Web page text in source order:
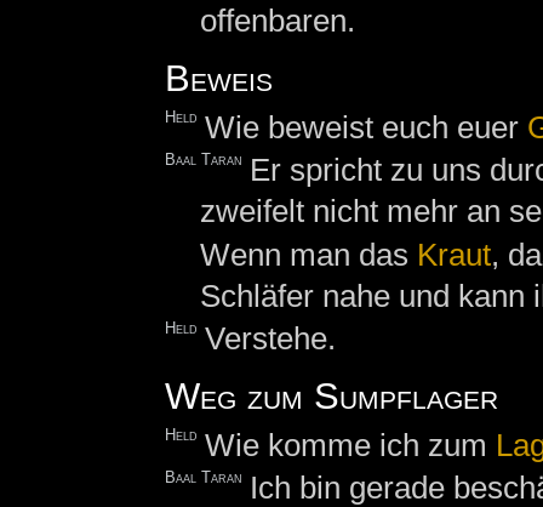
offenbaren.
Beweis
Held Wie beweist euch euer
Baal Taran
Er spricht zu uns
zweifelt nicht mehr an
Wenn man das Kraut,
Schläfer nahe und kann
Held Verstehe.
Weg zum Sumpflager
Held Wie komme ich zum
Baal Taran
Ich bin gerade